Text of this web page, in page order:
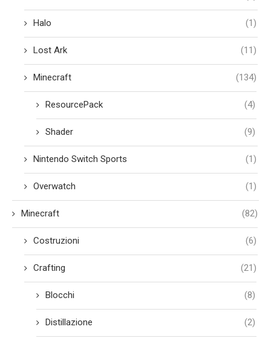
Halo (1)
Lost Ark (11)
Minecraft (134)
ResourcePack (4)
Shader (9)
Nintendo Switch Sports (1)
Overwatch (1)
Minecraft (82)
Costruzioni (6)
Crafting (21)
Blocchi (8)
Distillazione (2)